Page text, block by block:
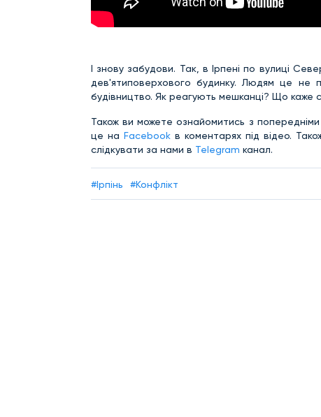
І знову забудови. Так, в Ірпені по вулиці
дев'ятиповерхового будинку. Людям це не
будівництво. Як реагують мешканці? Що каже
Також ви можете ознайомитись з
це на Facebookв коментарях під відео.
слідкувати за нами в Telegram канал.
#Ірпінь #Конфлікт